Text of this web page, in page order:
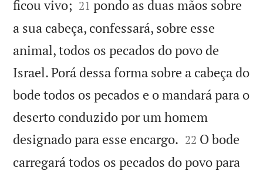
ficou vivo; 

21 pondo as duas mãos sobre
a sua cabeça, confessará, sobre esse
animal, todos os pecados do povo de
Israel. Porá dessa forma sobre a cabeça do
bode todos os pecados e o mandará para o
deserto conduzido por um homem
designado para esse encargo. 

22 O bode
carregará todos os pecados do povo para